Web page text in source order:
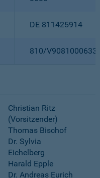
DE 811425914
810/
Christian Ritz
(Vorsitzender)
Thomas Bischof
Dr. Sylvia
Eichelberg
Harald Epple
Dr. Andreas Eurich